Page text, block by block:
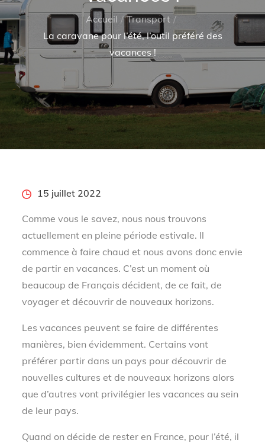
Accueil
Transport
La caravane pour l’été, l’outil préféré des
vacances !
Posted15 juillet 2022
Comme vous le savez, nous nous trouvons
actuellement en pleine période estivale. Il
commence à faire chaud et nous avons donc envie
de partir en vacances. C’est un moment où
beaucoup de Français décident, de ce fait, de
voyager et découvrir de nouveaux horizons.
Les vacances peuvent se faire de différentes
manières, bien évidemment. Certains vont
préférer partir dans un pays pour découvrir de
nouvelles cultures et de nouveaux horizons alors
que d’autres vont privilégier les vacances au sein
de leur pays.
Quand on décide de rester en France, pour l’été, il